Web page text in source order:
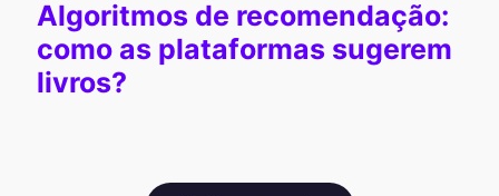
Algoritmos de recomendação:
como as plataformas sugerem
livros?